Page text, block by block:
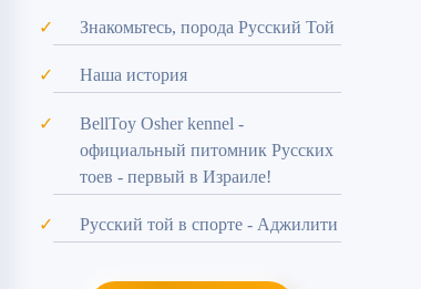
Знакомьтесь, порода Русский Той
Наша история
BellToy Osher kennel -
официальный питомник Русских
тоев - первый в Израиле!
Русский той в спорте - Аджилити